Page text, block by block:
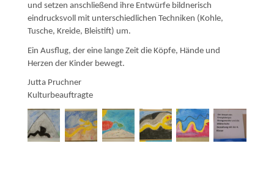
und setzen anschließend ihre Entwürfe bildnerisch
eindrucksvoll mit unterschiedlichen Techniken (Kohle,
Tusche, Kreide, Bleistift) um.
Ein Ausflug, der eine lange Zeit die Köpfe, Hände und
Herzen der Kinder bewegt.
Jutta Pruchner
Kulturbeauftragte